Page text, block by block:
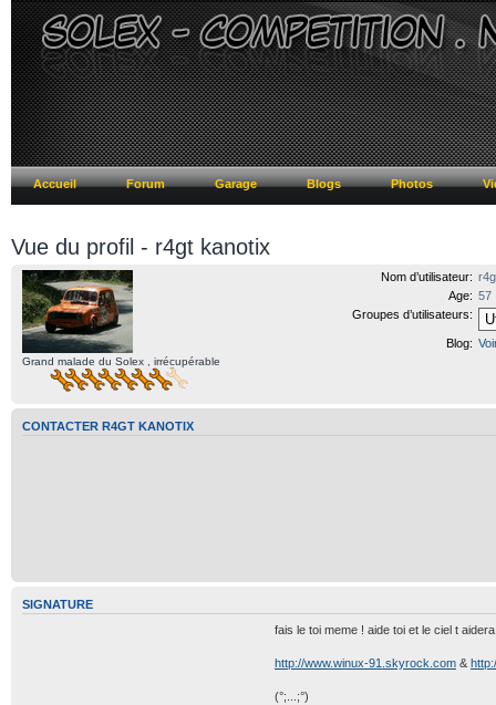
Accueil Forum Garage Blogs Photos
Vue du profil - r4gt kanotix
Grand malade du Solex , irrécupérable
Nom d’utilisateur:
Age: 57
Groupes d’utilisateurs:
Blog:
CONTACTER R4GT KANOTIX
SIGNATURE
fais le toi meme ! aide toi et le ciel t
http://www.winux-91.skyrock.com &
(°;...;°)